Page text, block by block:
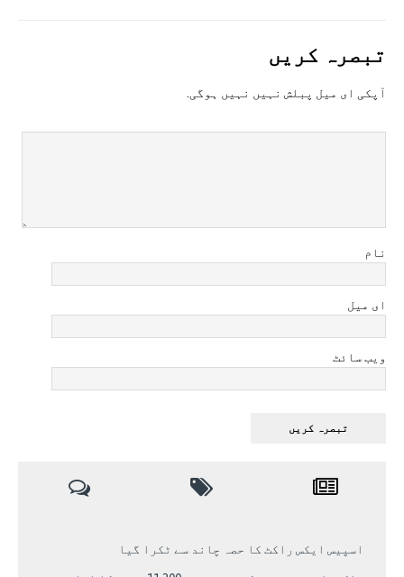
تبصرہ کريں
آپکی ای ميل پبلش نہيں نہيں ہوگی.
نام
ای میل
ویب سائٹ
اسپیس ایکس راکٹ کا حصہ چاند سے ٹکرا گیا